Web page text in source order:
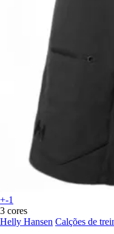
+-1
3 cores
Helly Hansen Calções de